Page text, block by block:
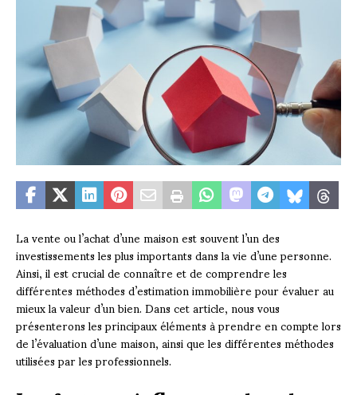
La vente ou l’achat d’une maison est souvent l’un des
investissements les plus importants dans la vie d’une personne.
Ainsi, il est crucial de connaître et de comprendre les
différentes méthodes d’estimation immobilière pour évaluer au
mieux la valeur d’un bien. Dans cet article, nous vous
présenterons les principaux éléments à prendre en compte lors
de l’évaluation d’une maison, ainsi que les différentes méthodes
utilisées par les professionnels.